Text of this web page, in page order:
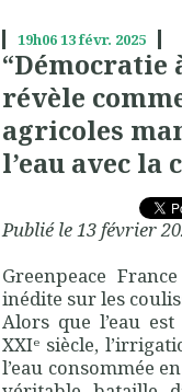
19h0613févr. 2025
“Démocratie
révèle
agricoles
l’eau avec la
Publié le 13 février
Greenpeace
inédite sur les
Alors que l’eau
XXIᵉ siècle,
l’eau consommée